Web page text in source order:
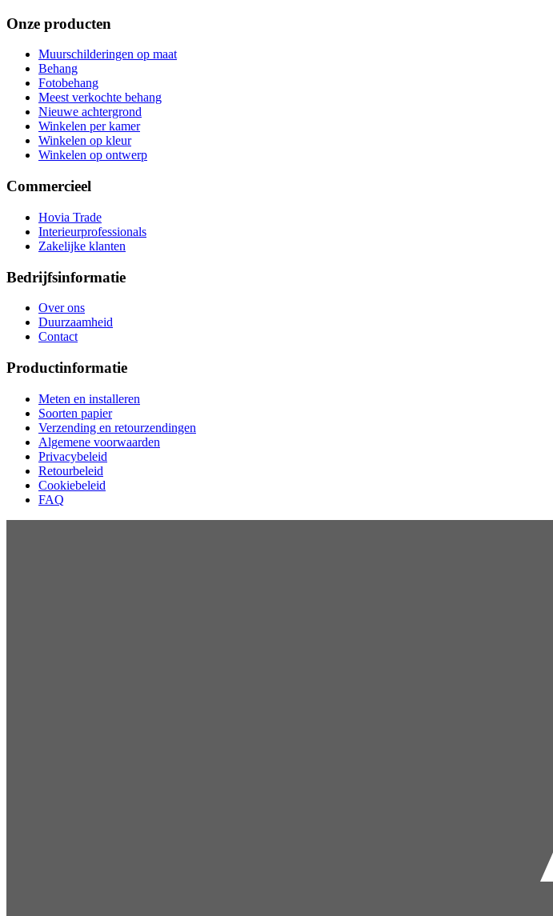
Onze producten
Muurschilderingen op maat
Behang
Fotobehang
Meest verkochte behang
Nieuwe achtergrond
Winkelen per kamer
Winkelen op kleur
Winkelen op ontwerp
Commercieel
Hovia Trade
Interieurprofessionals
Zakelijke klanten
Bedrijfsinformatie
Over ons
Duurzaamheid
Contact
Productinformatie
Meten en installeren
Soorten papier
Verzending en retourzendingen
Algemene voorwaarden
Privacybeleid
Retourbeleid
Cookiebeleid
FAQ